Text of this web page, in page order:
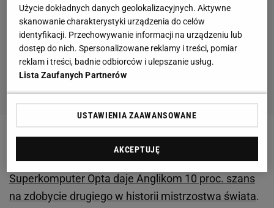
Superkomputer Opta daje Anglikom 10 proc. szans
na zdobycie drugiego w historii mistrzostwa świata.
Użycie dokładnych danych geolokalizacyjnych. Aktywne
skanowanie charakterystyki urządzenia do celów
identyfikacji. Przechowywanie informacji na urządzeniu lub
dostęp do nich. Spersonalizowane reklamy i treści, pomiar
reklam i treści, badnie odbiorców i ulepszanie usług.
Lista Zaufanych Partnerów
USTAWIENIA ZAAWANSOWANE
AKCEPTUJĘ